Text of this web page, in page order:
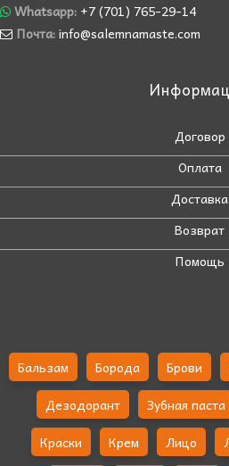
Whatsapp: +7 (701) 765-29-14
Почта:info@salemnamaste.com
Договор
Оплата
Доставка
Возврат
Помощь
Бальзам Борода Брови
Дезодорант
Зубная паста
Краски
Крем Лицо